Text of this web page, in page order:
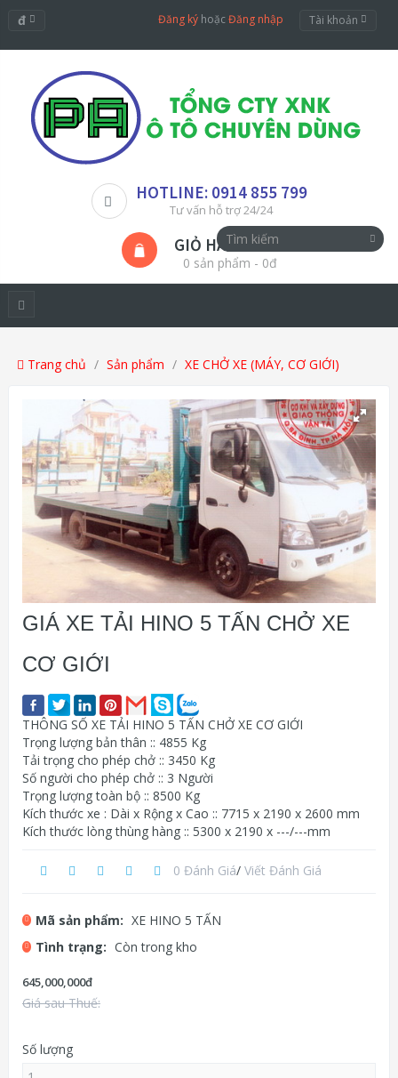
đ Đăng ký hoặcĐăng nhập Tài khoản
HOTLINE: 0914 855 799
Tư vấn hỗ trợ 24/24
GIỎ HÀNG
0 sản phẩm - 0đ
Trang chủ Sản phẩm XE CHỞ XE (MÁY, CƠ GIỚI)
GIÁ XE TẢI HINO 5 TẤN CHỞ XE
CƠ GIỚI
THÔNG SỐ XE TẢI HINO 5 TẤN CHỞ XE CƠ GIỚI
Trọng lượng bản thân :: 4855 Kg
Tải trọng cho phép chở :: 3450 Kg
Số người cho phép chở :: 3 Người
Trọng lượng toàn bộ :: 8500 Kg
Kích thước xe : Dài x Rộng x Cao :: 7715 x 2190 x 2600 mm
Kích thước lòng thùng hàng :: 5300 x 2190 x ---/---mm
0 Đánh Giá/ Viết Đánh Giá
Mã sản phẩm: XE HINO 5 TẤN
Tình trạng: Còn trong kho
645,000,000đ
Giá sau Thuế:
Số lượng